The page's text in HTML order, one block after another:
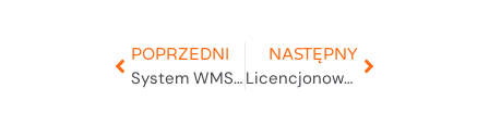
POPRZEDNI
System WMS w magazynie
NASTĘPNY
Licencjonowanie oprogramowania CMMS